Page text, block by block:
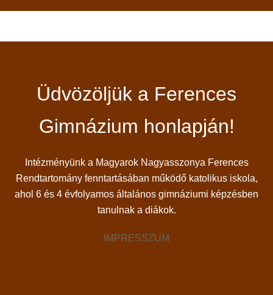
Üdvözöljük a Ferences
Gimnázium honlapján!
Intézményünk a Magyarok Nagyasszonya Ferences
Rendtartomány fenntartásában működő katolikus iskola,
ahol 6 és 4 évfolyamos általános gimnáziumi képzésben
tanulnak a diákok.
IMPRESSZUM